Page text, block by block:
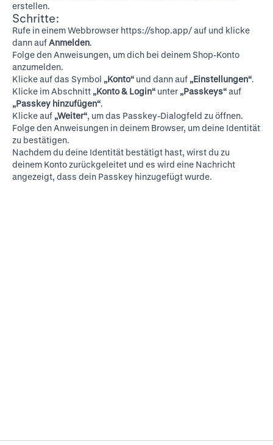
erstellen.
Schritte:
Rufe in einem Webbrowser https://shop.app/auf und klicke
dann aufAnmelden.
Folge den Anweisungen, um dich bei deinem Shop-Konto
anzumelden.
Klicke auf das Symbol „Konto“ und dann auf„Einstellungen“.
Klicke im Abschnitt„Konto & Login“ unter„Passkeys“auf
„Passkey hinzufügen“.
Klicke auf„Weiter“, um das Passkey-Dialogfeld zu öffnen.
Folge den Anweisungen in deinem Browser, um deine Identität
zu bestätigen.
Nachdem du deine Identität bestätigt hast, wirst du zu
deinem Konto zurückgeleitet und es wird eine Nachricht
angezeigt, dass dein Passkey hinzugefügt wurde.